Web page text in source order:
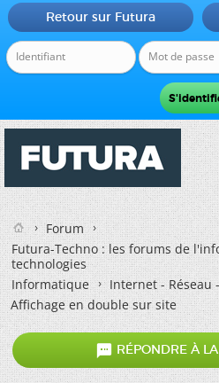
Retour sur Futura
Forum
Futura-Techno : les forums de
technologies
Informatique
Internet - Réseau
Affichage en double sur site
 RÉPONDRE À